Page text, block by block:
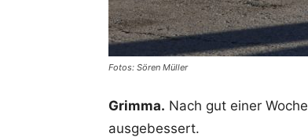
Fotos: Sören Müller
Grimma. Nach gut einer
ausgebessert.